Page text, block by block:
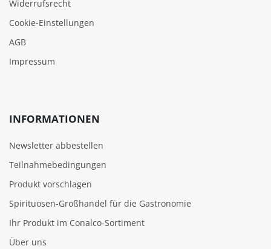
Widerrufsrecht
Cookie‑Einstellungen
AGB
Impressum
INFORMATIONEN
Newsletter abbestellen
Teilnahmebedingungen
Produkt vorschlagen
Spirituosen-Großhandel für die Gastronomie
Ihr Produkt im Conalco-Sortiment
Über uns